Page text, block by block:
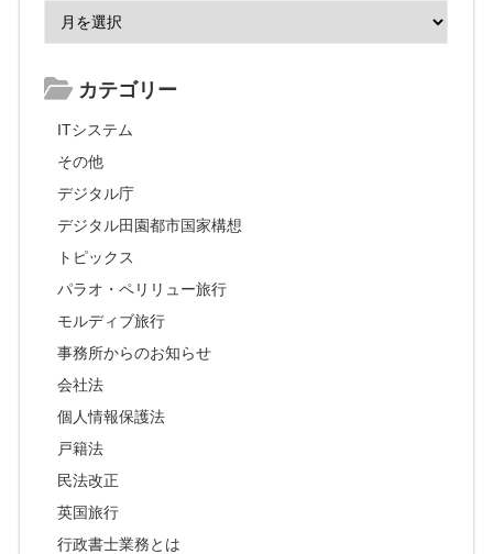
カテゴリー
ITシステム
その他
デジタル庁
デジタル田園都市国家構想
トピックス
パラオ・ペリリュー旅行
モルディブ旅行
事務所からのお知らせ
会社法
個人情報保護法
戸籍法
民法改正
英国旅行
行政書士業務とは